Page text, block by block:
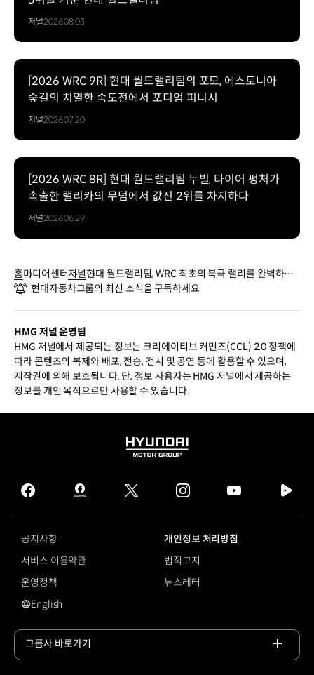
저널2026.08.03
[2026 WRC 9R] 현대 월드랠리팀의 포모, 에스토니아
숲길의 치열한 속도전에서 포디엄 피니시
저널2026.07.20
[2026 WRC 8R] 현대 월드랠리팀 누빌, 타이어 펑처가
속출한 랠리카의 무덤에서 값진 2위를 차지하다
저널2026.06.29
홈미디어센터저널현대 월드랠리팀, WRC 최초의 북극 랠리를 완벽하게
제패하다
현대자동차그룹의 최신 소식을 구독하세요
HMG 저널 운영팀
HMG 저널에서 제공되는 정보는 크리에이티브 커먼즈(CCL) 2.0 정책에
따라 콘텐츠의 복제와 배포, 전송, 전시 및 공연 등에 활용할 수 있으며,
저작권에 의해 보호됩니다. 단, 정보 사용자는 HMG 저널에서 제공하는
정보를 개인 목적으로만 사용할 수 있습니다.
HYUNDAI
GROUP
facebook
hmg
journal
twitter instagram
tv
공지사항
개인정보 처리방침
서비스 이용약관
법적고지
운영정책
뉴스레터
영문 사이트로 이동
English
그룹사 바로가기